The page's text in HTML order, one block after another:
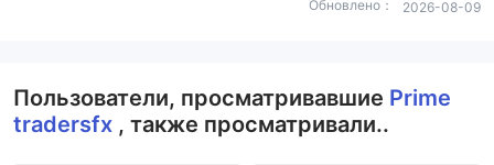
Обновлено： 2026-08-09
Пользователи, просматривавшие Prime
tradersfx , также просматривали..